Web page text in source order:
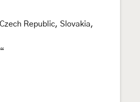
Republic, Slovakia,